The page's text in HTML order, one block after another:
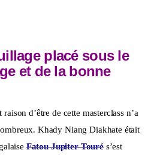
placé sous le
et de la bonne
d’être de cette masterclass n’a
Khady Niang Diakhate était
Fatou Jupiter Touré s’est